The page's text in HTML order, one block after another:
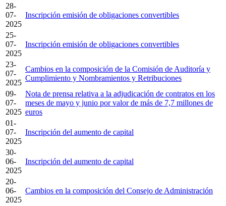
28-
07-
2025
Inscripción emisión de obligaciones convertibles
25-
07-
2025
Inscripción emisión de obligaciones convertibles
23-
07-
2025
Cambios en la composición de la Comisión de Auditoría y
Cumplimiento y Nombramientos y Retribuciones
09-
07-
2025
Nota de prensa relativa a la adjudicación de contratos en los
meses de mayo y junio por valor de más de 7,7 millones de
euros
01-
07-
2025
Inscripción del aumento de capital
30-
06-
2025
Inscripción del aumento de capital
20-
06-
2025
Cambios en la composición del Consejo de Administración